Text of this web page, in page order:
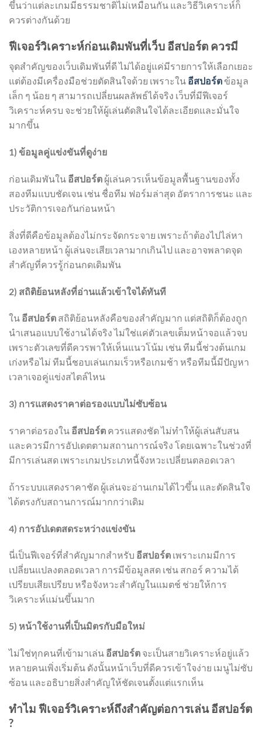
ขึ้นว่าแต่ละเกมมีธรรมชาติไม่เหมือนกัน และวิธีวิเคราะห์ก็
ควรต่างกันด้วย
ฟีเจอร์วิเคราะห์ก่อนเดิมพันที่เว็บ อีสปอร์ต ควรมี
จุดสำคัญของเว็บเดิมพันที่ดี ไม่ได้อยู่แค่มีรายการให้เลือกเยอะ
แต่ต้องมีเครื่องมือช่วยตัดสินใจด้วย เพราะใน อีสปอร์ต ข้อมูล
เล็ก ๆ น้อย ๆ สามารถเปลี่ยนผลลัพธ์ได้จริง เว็บที่มีฟีเจอร์
วิเคราะห์ครบ จะช่วยให้ผู้เล่นตัดสินใจได้ละเอียดและมั่นใจ
มากขึ้น
1) ข้อมูลคู่แข่งขันที่ดูง่าย
ก่อนเดิมพันใน อีสปอร์ต ผู้เล่นควรเห็นข้อมูลพื้นฐานของทั้ง
สองทีมแบบชัดเจน เช่น ชื่อทีม ฟอร์มล่าสุด อัตราการชนะ และ
ประวัติการเจอกันก่อนหน้า
สิ่งที่ดีคือข้อมูลต้องไม่กระจัดกระจาย เพราะถ้าต้องไปไล่หา
เองหลายหน้า ผู้เล่นจะเสียเวลามากเกินไป และอาจพลาดจุด
สำคัญที่ควรรู้ก่อนกดเดิมพัน
2) สถิติย้อนหลังที่อ่านแล้วเข้าใจได้ทันที
ใน อีสปอร์ต สถิติย้อนหลังคือของสำคัญมาก แต่สถิติก็ต้องถูก
นำเสนอแบบใช้งานได้จริง ไม่ใช่แค่ตัวเลขเต็มหน้าจอแล้วจบ
เพราะตัวเลขที่ดีควรพาให้เห็นแนวโน้ม เช่น ทีมนี้ช่วงต้นเกม
เก่งหรือไม่ ทีมนี้ชอบเล่นเกมเร็วหรือเกมช้า หรือทีมนี้มีปัญหา
เวลาเจอคู่แข่งสไตล์ไหน
3) การแสดงราคาต่อรองแบบไม่ซับซ้อน
ราคาต่อรองใน อีสปอร์ต ควรแสดงชัด ไม่ทำให้ผู้เล่นสับสน
และควรมีการอัปเดตตามสถานการณ์จริง โดยเฉพาะในช่วงที่
มีการเล่นสด เพราะเกมประเภทนี้จังหวะเปลี่ยนตลอดเวลา
ถ้าระบบแสดงราคาชัด ผู้เล่นจะอ่านเกมได้ไวขึ้น และตัดสินใจ
ได้ตรงกับสถานการณ์มากกว่าเดิม
4) การอัปเดตสดระหว่างแข่งขัน
นี่เป็นฟีเจอร์ที่สำคัญมากสำหรับ อีสปอร์ต เพราะเกมมีการ
เปลี่ยนแปลงตลอดเวลา การมีข้อมูลสด เช่น สกอร์ ความได้
เปรียบเสียเปรียบ หรือจังหวะสำคัญในแมตช์ ช่วยให้การ
วิเคราะห์แม่นขึ้นมาก
5) หน้าใช้งานที่เป็นมิตรกับมือใหม่
ไม่ใช่ทุกคนที่เข้ามาเล่น อีสปอร์ต จะเป็นสายวิเคราะห์อยู่แล้ว
หลายคนเพิ่งเริ่มต้น ดังนั้นหน้าเว็บที่ดีควรเข้าใจง่าย เมนูไม่ซับ
ซ้อน และอธิบายสิ่งสำคัญให้ชัดเจนตั้งแต่แรกเห็น
ทำไม ฟีเจอร์วิเคราะห์ถึงสำคัญต่อการเล่น อีสปอร์ต
?